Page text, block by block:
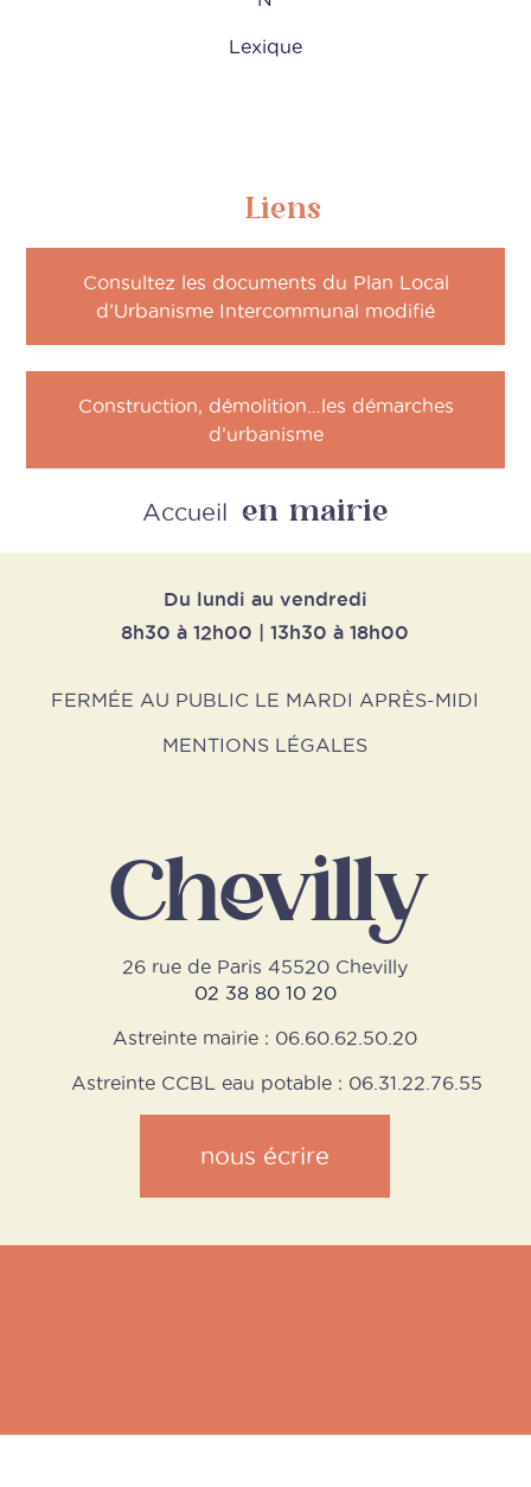
Lexique
Liens
Consultez les documents du Plan Local
d’Urbanisme Intercommunal modifié
Construction, démolition…les démarches
d’urbanisme
Retour
Accueil en mairie
Du lundi au vendredi
8h30 à 12h00 | 13h30 à 18h00
FERMÉE AU PUBLIC LE MARDI APRÈS-MIDI
MENTIONS LÉGALES
Chevilly
26 rue de Paris 45520 Chevilly
02 38 80 10 20
Astreinte mairie : 06.60.62.50.20
Astreinte CCBL eau potable : 06.31.22.76.55
nous écrire